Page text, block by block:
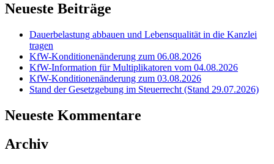
Neueste Beiträge
Dauerbelastung abbauen und Lebensqualität in die Kanzlei
tragen
KfW-Konditionenänderung zum 06.08.2026
KfW-Information für Multiplikatoren vom 04.08.2026
KfW-Konditionenänderung zum 03.08.2026
Stand der Gesetzgebung im Steuerrecht (Stand 29.07.2026)
Neueste Kommentare
Archiv